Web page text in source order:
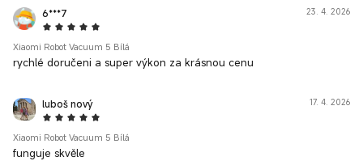
6***7
5 Star
23. 4. 2026
Xiaomi Robot Vacuum 5 Bílá
rychlé doručeni a super výkon za krásnou cenu
luboš nový
5 Star
17. 4. 2026
Xiaomi Robot Vacuum 5 Bílá
funguje skvěle